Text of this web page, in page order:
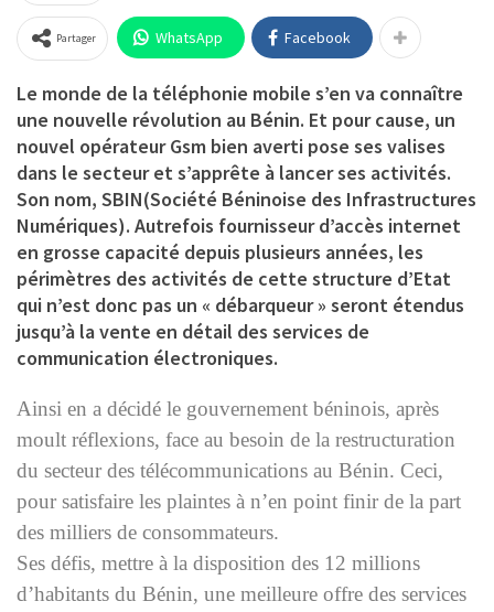
Partager WhatsApp Facebook
Le monde de la téléphonie mobile s’en va connaître
une nouvelle révolution au Bénin. Et pour cause, un
nouvel opérateur Gsm bien averti pose ses valises
dans le secteur et s’apprête à lancer ses activités.
Son nom, SBIN(Société Béninoise des Infrastructures
Numériques). Autrefois fournisseur d’accès internet
en grosse capacité depuis plusieurs années, les
périmètres des activités de cette structure d’Etat
qui n’est donc pas un « débarqueur » seront étendus
jusqu’à la vente en détail des services de
communication électroniques.
Ainsi en a décidé le gouvernement béninois, après
moult réflexions, face au besoin de la restructuration
du secteur des télécommunications au Bénin. Ceci,
pour satisfaire les plaintes à n’en point finir de la part
des milliers de consommateurs.
Ses défis, mettre à la disposition des 12 millions
d’habitants du Bénin, une meilleure offre des services